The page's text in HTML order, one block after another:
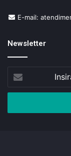
E-mail:
Newsletter
seu
de